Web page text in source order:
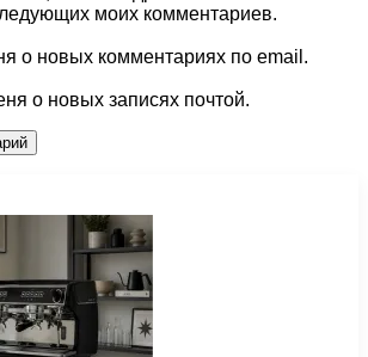
моих комментариев.
о новых комментариях по email.
о новых записях почтой.